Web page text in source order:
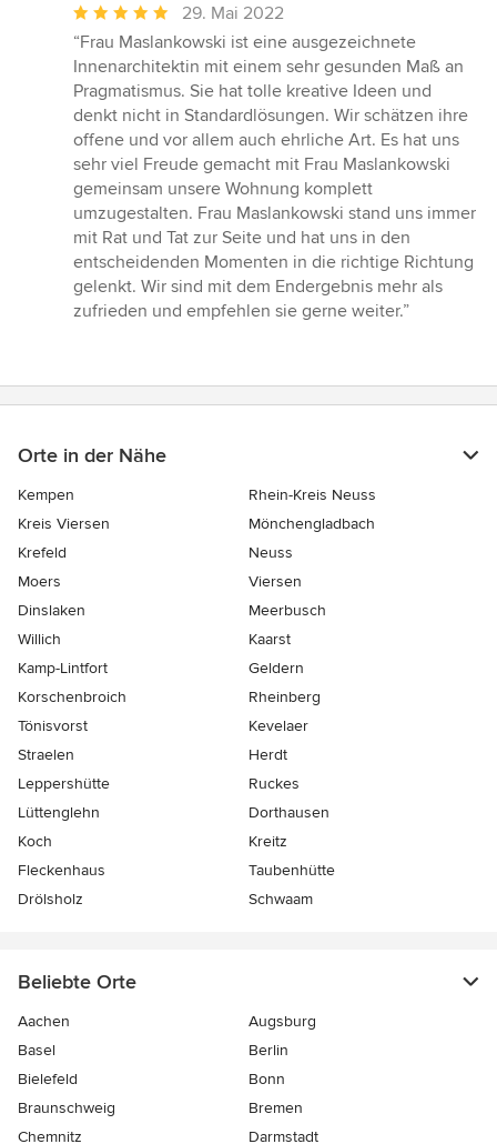
Durchschnittliche
Bewertung:
5
von
5
Sternen
29. Mai 2022
“Frau Maslankowski ist eine ausgezeichnete
Innenarchitektin mit einem sehr gesunden Maß an
Pragmatismus. Sie hat tolle kreative Ideen und
denkt nicht in Standardlösungen. Wir schätzen ihre
offene und vor allem auch ehrliche Art. Es hat uns
sehr viel Freude gemacht mit Frau Maslankowski
gemeinsam unsere Wohnung komplett
umzugestalten. Frau Maslankowski stand uns immer
mit Rat und Tat zur Seite und hat uns in den
entscheidenden Momenten in die richtige Richtung
gelenkt. Wir sind mit dem Endergebnis mehr als
zufrieden und empfehlen sie gerne weiter.”
Orte in der Nähe
Kempen
Rhein-Kreis Neuss
Kreis Viersen
Mönchengladbach
Krefeld
Neuss
Moers
Viersen
Dinslaken
Meerbusch
Willich
Kaarst
Kamp-Lintfort
Geldern
Korschenbroich
Rheinberg
Tönisvorst
Kevelaer
Straelen
Herdt
Leppershütte
Ruckes
Lüttenglehn
Dorthausen
Koch
Kreitz
Fleckenhaus
Taubenhütte
Drölsholz
Schwaam
Beliebte Orte
Aachen
Augsburg
Basel
Berlin
Bielefeld
Bonn
Braunschweig
Bremen
Chemnitz
Darmstadt